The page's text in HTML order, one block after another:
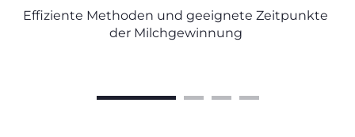
Effiziente Methoden und geeignete Zeitpunkte
der Milchgewinnung